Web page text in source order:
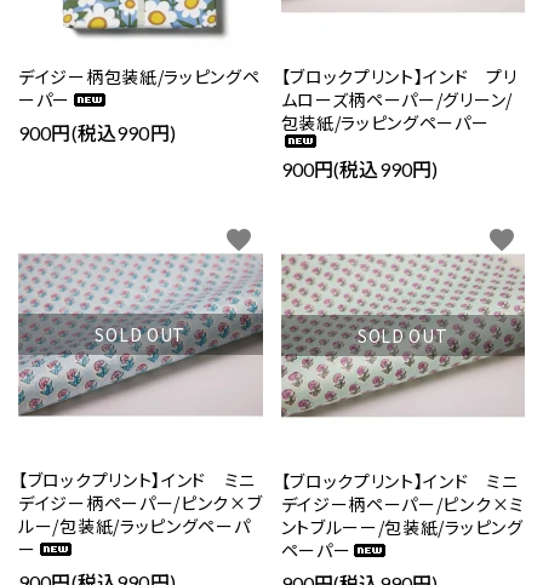
デイジー柄包装紙/ラッピングペ
ーパー
900円(税込990円)
【ブロックプリント】インド プリ
ムローズ柄ペーパー/グリーン/
包装紙/ラッピングペーパー
900円(税込990円)
SOLD OUT
【ブロックプリント】インド ミニ
デイジー柄ペーパー/ピンク×ブ
ルー/包装紙/ラッピングペーパ
ー
favorite
SOLD OUT
【ブロックプリント】インド ミニ
デイジー柄ペーパー/ピンク×ミ
ントブルーー/包装紙/ラッピング
ペーパー
favorite